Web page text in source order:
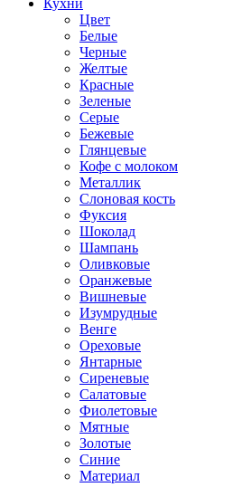
Кухни
Цвет
Белые
Черные
Желтые
Красные
Зеленые
Серые
Бежевые
Глянцевые
Кофе с молоком
Металлик
Слоновая кость
Фуксия
Шоколад
Шампань
Оливковые
Оранжевые
Вишневые
Изумрудные
Венге
Ореховые
Янтарные
Сиреневые
Салатовые
Фиолетовые
Мятные
Золотые
Синие
Материал